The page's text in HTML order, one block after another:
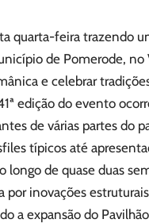
quarta-feira trazendo
de Pomerode, no
e celebrar
edição do evento
de várias partes do
típicos até
de quase duas
por inovações
a expansão do